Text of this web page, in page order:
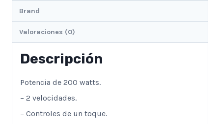
Brand
Valoraciones (0)
Descripción
Potencia de 200 watts.
– 2 velocidades.
– Controles de un toque.